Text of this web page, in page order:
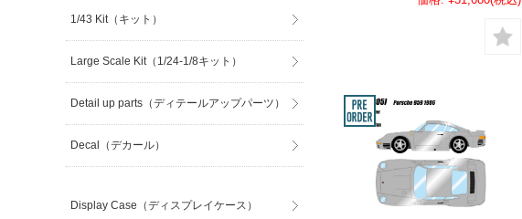
1/43 Kit（キット）
Large Scale Kit（1/24-1/8キット）
Detail up parts（ディテールアップパーツ）
Decal（デカール）
Display Case（ディスプレイケース）